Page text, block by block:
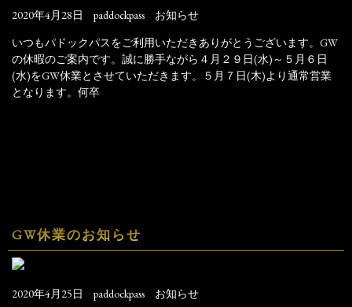
2020年4月28日 paddockpass
お知らせ
いつもパドックパスをご利用いただきありがとうございます。GW
の休暇のご案内です。誠に勝手ながら４月２９日(水)～５月６日
(水)をGW休業とさせていただきます。５月７日(木)より通常営業
となります。何卒
GW休業のお知らせ
2020年4月25日 paddockpass
お知らせ